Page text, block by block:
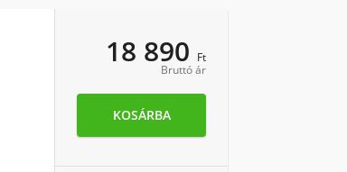
18 890 Ft
Bruttó ár
KOSÁRBA